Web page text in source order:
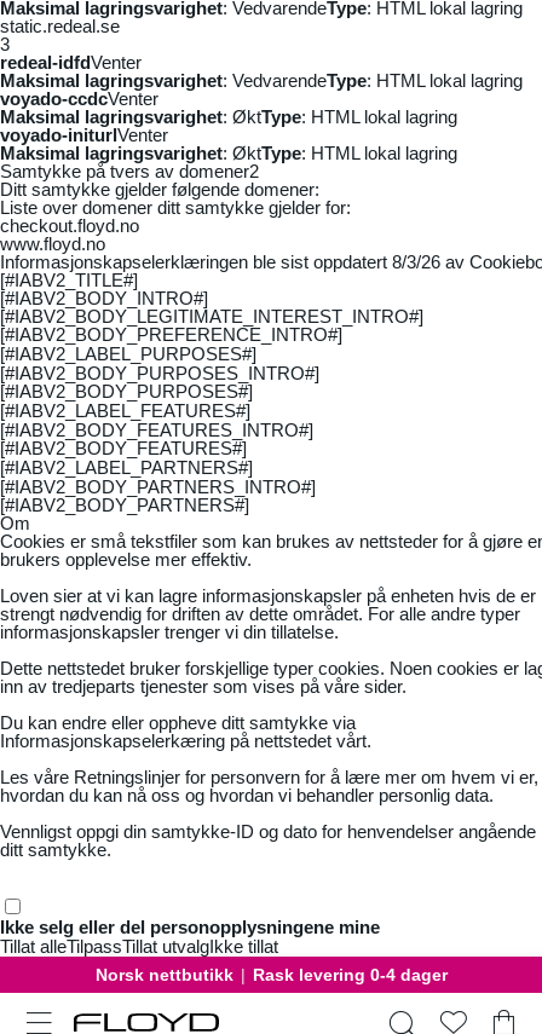
Maksimal lagringsvarighet: VedvarendeType: HTML lokal lagring
static.redeal.se
3
redeal-idfdVenter
Maksimal lagringsvarighet: VedvarendeType: HTML lokal lagring
voyado-ccdcVenter
Maksimal lagringsvarighet: ØktType: HTML lokal lagring
voyado-initurlVenter
Maksimal lagringsvarighet: ØktType: HTML lokal lagring
Samtykke på tvers av domener2
Ditt samtykke gjelder følgende domener:
Liste over domener ditt samtykke gjelder for:
checkout.floyd.no
www.floyd.no
Informasjonskapselerklæringen ble sist oppdatert 8/3/26 av
[#IABV2_TITLE#]
[#IABV2_BODY_INTRO#]
[#IABV2_BODY_LEGITIMATE_INTEREST_INTRO#]
[#IABV2_BODY_PREFERENCE_INTRO#]
[#IABV2_LABEL_PURPOSES#]
[#IABV2_BODY_PURPOSES_INTRO#]
[#IABV2_BODY_PURPOSES#]
[#IABV2_LABEL_FEATURES#]
[#IABV2_BODY_FEATURES_INTRO#]
[#IABV2_BODY_FEATURES#]
[#IABV2_LABEL_PARTNERS#]
[#IABV2_BODY_PARTNERS_INTRO#]
[#IABV2_BODY_PARTNERS#]
Om
Cookies er små tekstfiler som kan brukes av nettsteder for å gjøre
brukers opplevelse mer effektiv.
Loven sier at vi kan lagre informasjonskapsler på enheten hvis de er
strengt nødvendig for driften av dette området. For alle andre typer
informasjonskapsler trenger vi din tillatelse.
Dette nettstedet bruker forskjellige typer cookies. Noen cookies er
inn av tredjeparts tjenester som vises på våre sider.
Du kan endre eller oppheve ditt samtykke via
Informasjonskapselerkæring på nettstedet vårt.
Les våre Retningslinjer for personvern for å lære mer om hvem vi er,
hvordan du kan nå oss og hvordan vi behandler personlig data.
Vennligst oppgi din samtykke-ID og dato for henvendelser angående
ditt samtykke.
Ikke selg eller del personopplysningene mine
Tillat alleTilpassTillat utvalgIkke tillat
Norsk nettbutikk | Rask levering 0-4 dager